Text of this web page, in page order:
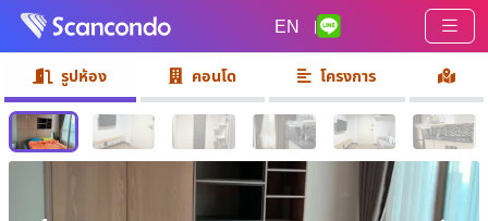
EN |
รูปห้อง คอนโด โครงการ